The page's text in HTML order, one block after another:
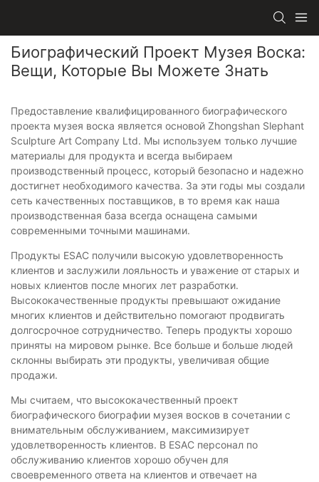
Биографический Проект Музея Воска:
Вещи, Которые Вы Можете Знать
Предоставление квалифицированного биографического
проекта музея воска является основой Zhongshan Slephant
Sculpture Art Company Ltd. Мы используем только лучшие
материалы для продукта и всегда выбираем
производственный процесс, который безопасно и надежно
достигнет необходимого качества. За эти годы мы создали
сеть качественных поставщиков, в то время как наша
производственная база всегда оснащена самыми
современными точными машинами.
Продукты ESAC получили высокую удовлетворенность
клиентов и заслужили лояльность и уважение от старых и
новых клиентов после многих лет разработки.
Высококачественные продукты превышают ожидание
многих клиентов и действительно помогают продвигать
долгосрочное сотрудничество. Теперь продукты хорошо
приняты на мировом рынке. Все больше и больше людей
склонны выбирать эти продукты, увеличивая общие
продажи.
Мы считаем, что высококачественный проект
биографического биографии музея восков в сочетании с
внимательным обслуживанием, максимизирует
удовлетворенность клиентов. В ESAC персонал по
обслуживанию клиентов хорошо обучен для
своевременного ответа на клиентов и отвечает на